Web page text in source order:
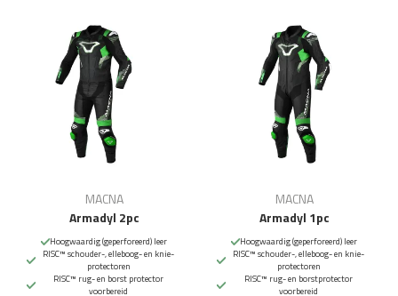
MACNA
Armadyl 2pc
Hoogwaardig (geperforeerd) leer
RISC™ schouder-, elleboog- en knie-
protectoren
RISC™ rug- en borst protector
voorbereid
MACNA
Armadyl 1pc
Hoogwaardig (geperforeerd) leer
RISC™ schouder-, elleboog- en knie-
protectoren
RISC™ rug- en borstprotector
voorbereid